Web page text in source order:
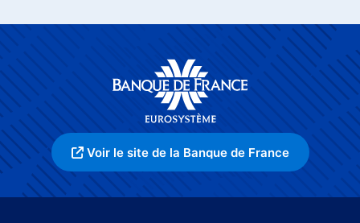
Voir le site de la Banque de France